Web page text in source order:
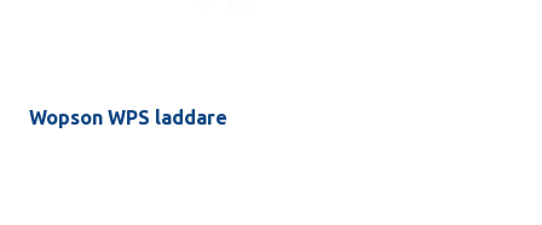
Wopson WPS laddare